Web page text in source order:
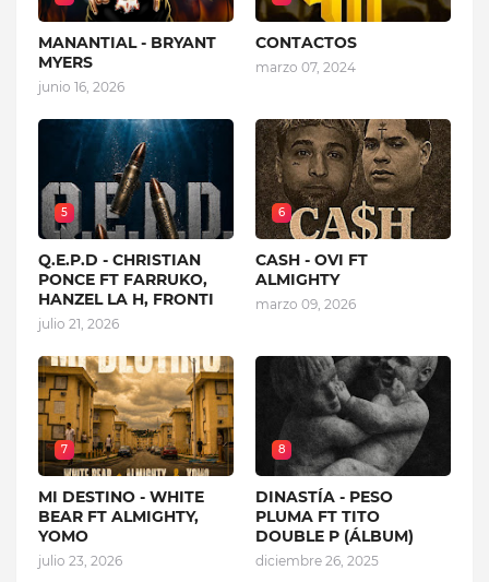
MANANTIAL - BRYANT
MYERS
junio 16, 2026
CONTACTOS
marzo 07, 2024
5
Q.E.P.D - CHRISTIAN
PONCE FT FARRUKO,
HANZEL LA H, FRONTI
julio 21, 2026
6
CASH - OVI FT
ALMIGHTY
marzo 09, 2026
7
MI DESTINO - WHITE
BEAR FT ALMIGHTY,
YOMO
julio 23, 2026
8
DINASTÍA - PESO
PLUMA FT TITO
DOUBLE P (ÁLBUM)
diciembre 26, 2025